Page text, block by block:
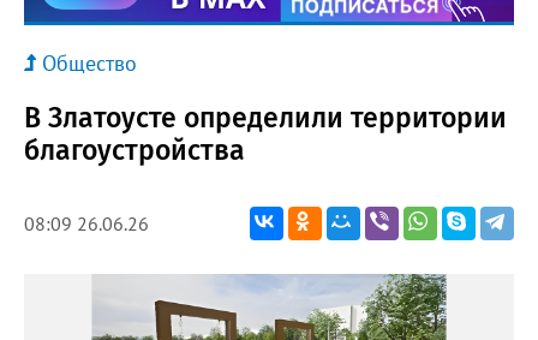
Общество
В Златоусте определили территории
благоустройства
08:09 26.06.26